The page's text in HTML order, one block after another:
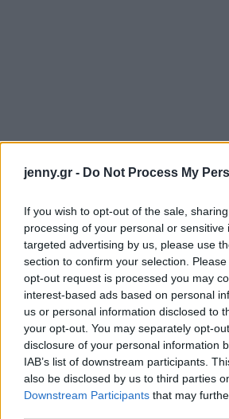
jenny.gr - Do Not Process My
If you wish to opt-out of the sale,
processing of your personal or sensitive
targeted advertising by us, please use
section to confirm your selection.
opt-out request is processed you may
interest-based ads based on personal
us or personal information disclosed to
your opt-out. You may separately opt-
disclosure of your personal information
IAB’s list of downstream participants.
also be disclosed by us to third parties
Downstream Participants that may
Ώρα: 12:00 - 18:00
Δήλωση συμμετοχής έως Πέμπτη